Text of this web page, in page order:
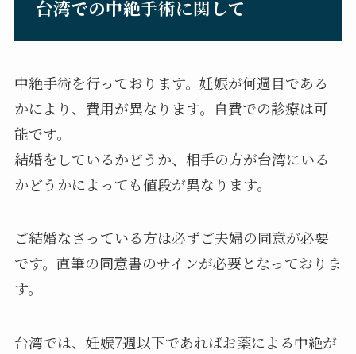
台湾での中絶手術に関して
中絶手術を行っております。妊娠が何週目である
かにより、費用が異なります。自費での診療は可
能です。
結婚をしているかどうか、相手の方が台湾にいる
かどうかによっても値段が異なります。
ご結婚なさっている方は必ずご夫婦の同意が必要
です。直筆の同意書のサインが必要となっておりま
す。
台湾では、妊娠7週以下であればお薬による中絶が